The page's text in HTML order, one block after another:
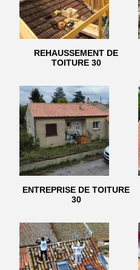
REHAUSSEMENT DE
TOITURE 30
ENTREPRISE DE TOITURE
30